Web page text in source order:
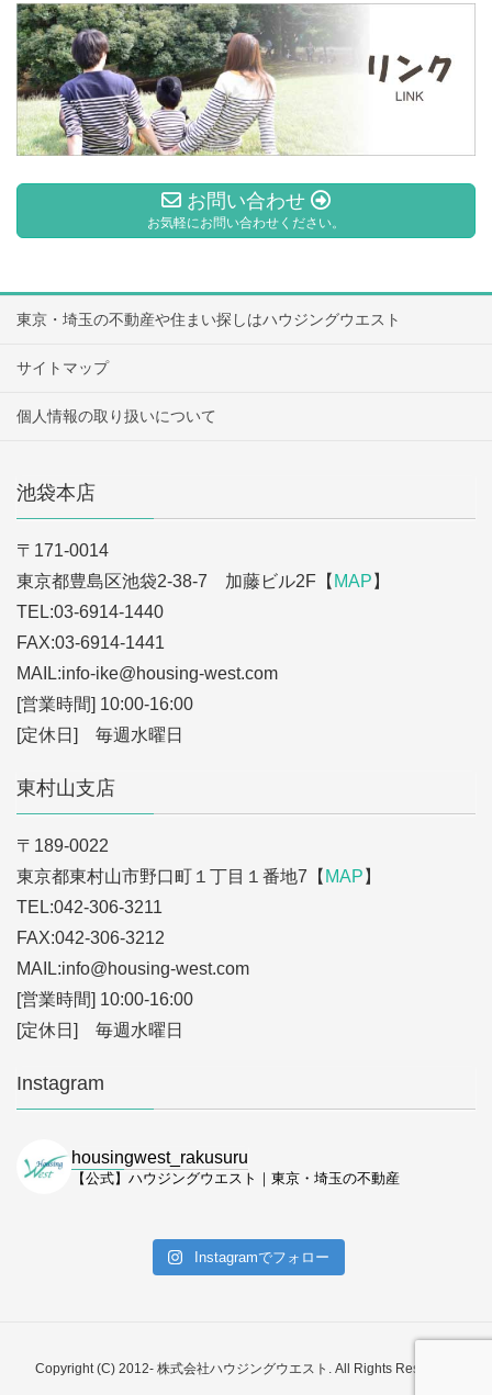
お問い合わせ
お気軽にお問い合わせください。
東京・埼玉の不動産や住まい探しはハウジングウエスト
サイトマップ
個人情報の取り扱いについて
池袋本店
〒171-0014
東京都豊島区池袋2-38-7 加藤ビル2F【 MAP 】
TEL:03-6914-1440
FAX:03-6914-1441
MAIL:info-ike@housing-west.com
[営業時間] 10:00-16:00
[定休日] 毎週水曜日
東村山支店
〒189-0022
東京都東村山市野口町１丁目１番地7【 MAP 】
TEL:042-306-3211
FAX:042-306-3212
MAIL:info@housing-west.com
[営業時間] 10:00-16:00
[定休日] 毎週水曜日
Instagram
housingwest_rakusuru
【公式】ハウジングウエスト｜東京・埼玉の不動産
Instagramでフォロー
Copyright (C) 2012- 株式会社ハウジングウエスト. All Rights Reserved.